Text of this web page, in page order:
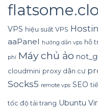
VPS hiệu suất VPS
aaPanel hướng dẫn vps hỗ
phí Máy chủ ảo
cloudmini proxy dân cư
Socks5 remote vps SEO
tốc độ tải trang Ubuntu